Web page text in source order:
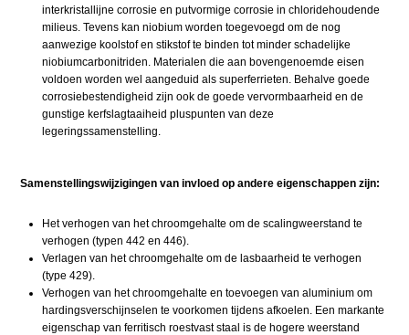
interkristallijne corrosie en putvormige corrosie in chloridehoudende
milieus. Tevens kan niobium worden toegevoegd om de nog
aanwezige koolstof en stikstof te binden tot minder schadelijke
niobiumcarbonitriden. Materialen die aan bovengenoemde eisen
voldoen worden wel aangeduid als superferrieten. Behalve goede
corrosiebestendigheid zijn ook de goede vervormbaarheid en de
gunstige kerfslagtaaiheid pluspunten van deze
legeringssamenstelling.
Samenstellingswijzigingen van invloed op andere eigenschappen zijn:
Het verhogen van het chroomgehalte om de scalingweerstand te
verhogen (typen 442 en 446).
Verlagen van het chroomgehalte om de lasbaarheid te verhogen
(type 429).
Verhogen van het chroomgehalte en toevoegen van aluminium om
hardingsverschijnselen te voorkomen tijdens afkoelen. Een markante
eigenschap van ferritisch roestvast staal is de hogere weerstand